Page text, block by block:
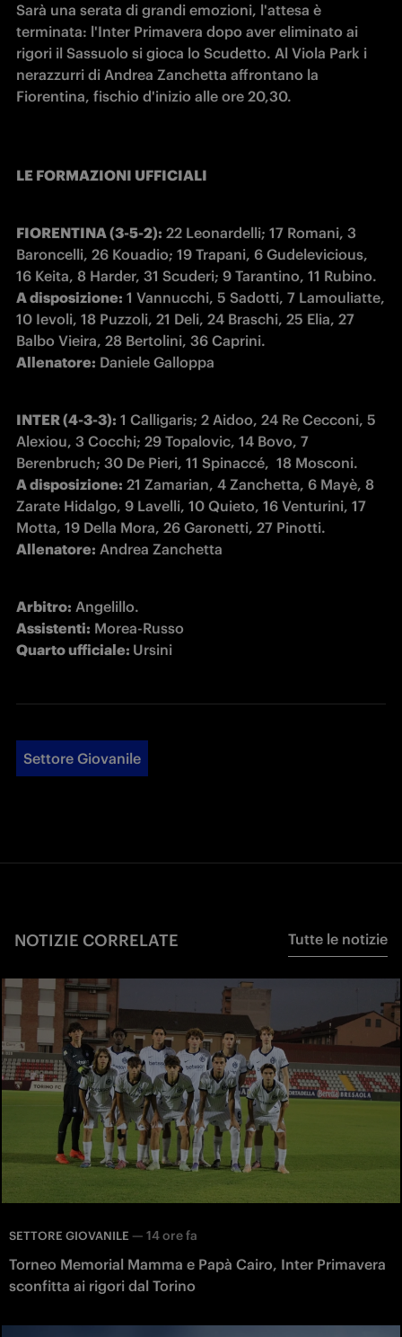
Sarà una serata di grandi emozioni, l'attesa è
terminata: l'Inter Primavera dopo aver eliminato ai
rigori il Sassuolo si gioca lo Scudetto. Al Viola Park i
nerazzurri di Andrea Zanchetta affrontano la
Fiorentina, fischio d'inizio alle ore 20,30.
LE FORMAZIONI UFFICIALI
FIORENTINA (3-5-2): 22 Leonardelli; 17 Romani, 3
Baroncelli, 26 Kouadio; 19 Trapani, 6 Gudelevicious,
A disposizione: 1 Vannucchi, 5 Sadotti, 7 Lamouliatte,
10 Ievoli, 18 Puzzoli, 21 Deli, 24 Braschi, 25 Elia, 27
Allenatore: Daniele Galloppa
INTER (4-3-3): 1 Calligaris; 2 Aidoo, 24 Re Cecconi, 5
Alexiou, 3 Cocchi; 29 Topalovic, 14 Bovo, 7
A disposizione: 21 Zamarian, 4 Zanchetta, 6 Mayè, 8
Zarate Hidalgo, 9 Lavelli, 10 Quieto, 16 Venturini, 17
Allenatore: Andrea Zanchetta
Arbitro:
Assistenti:
Quarto ufficiale: Ursini
Settore Giovanile
NOTIZIE CORRELATE Tutte le notizie
SETTORE GIOVANILE — 14 ore fa
Torneo Memorial Mamma e Papà Cairo, Inter Primavera
sconfitta ai rigori dal Torino